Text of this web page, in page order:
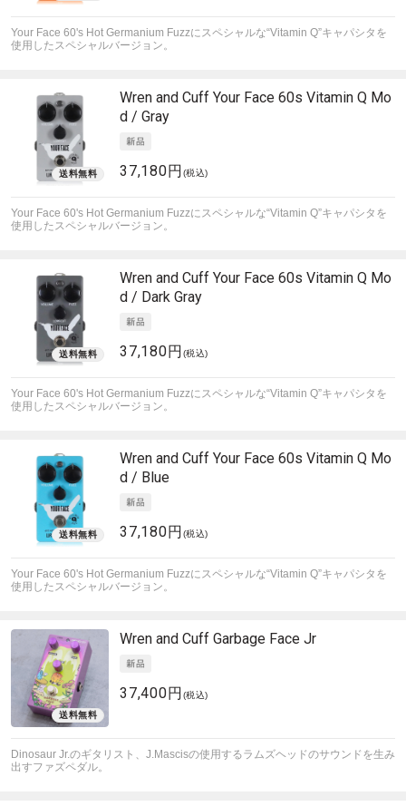
Your Face 60's Hot Germanium Fuzzにスペシャルな“Vitamin Q”キャパシタを
使用したスペシャルバージョン。
Wren and Cuff Your Face 60s Vitamin Q Mo
d / Gray
37,180円 (税込)
Your Face 60's Hot Germanium Fuzzにスペシャルな“Vitamin Q”キャパシタを
使用したスペシャルバージョン。
Wren and Cuff Your Face 60s Vitamin Q Mo
d / Dark Gray
37,180円 (税込)
Your Face 60's Hot Germanium Fuzzにスペシャルな“Vitamin Q”キャパシタを
使用したスペシャルバージョン。
Wren and Cuff Your Face 60s Vitamin Q Mo
d / Blue
37,180円 (税込)
Your Face 60's Hot Germanium Fuzzにスペシャルな“Vitamin Q”キャパシタを
使用したスペシャルバージョン。
Wren and Cuff Garbage Face Jr
37,400円 (税込)
Dinosaur Jr.のギタリスト、J.Mascisの使用するラムズヘッドのサウンドを生み
出すファズペダル。